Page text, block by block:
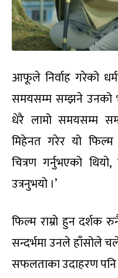
आफूले निर्वाह गरेको
समयसम्म सम्झने उनको
धेरै लामो समयसम्म
मिहेनत गरेर यो फिल्म
चित्रण गर्नुभएको
उत्रनुभयो ।’
फिल्म राम्रो हुन दर्शक
सन्दर्भमा उनले हाँसोले
सफलताका उदाहरण पनि